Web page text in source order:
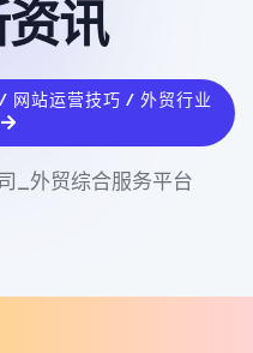
讯
网站运营技巧 / 外贸行业
_外贸综合服务平台